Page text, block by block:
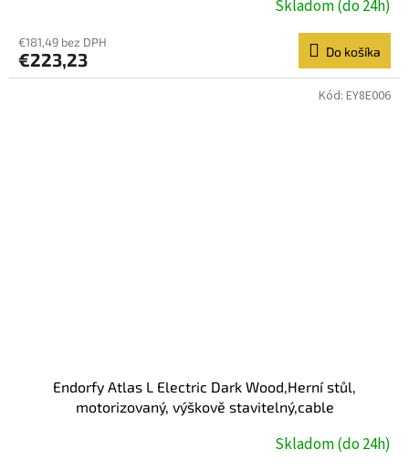
Skladom (do 24h)
€181,49 bez DPH
€223,23 Do košíka
Endorfy Atlas L Electric Dark Wood,Herní stůl,
motorizovaný, výškově stavitelný,cable
Skladom (do 24h)
Kód: EY8E006